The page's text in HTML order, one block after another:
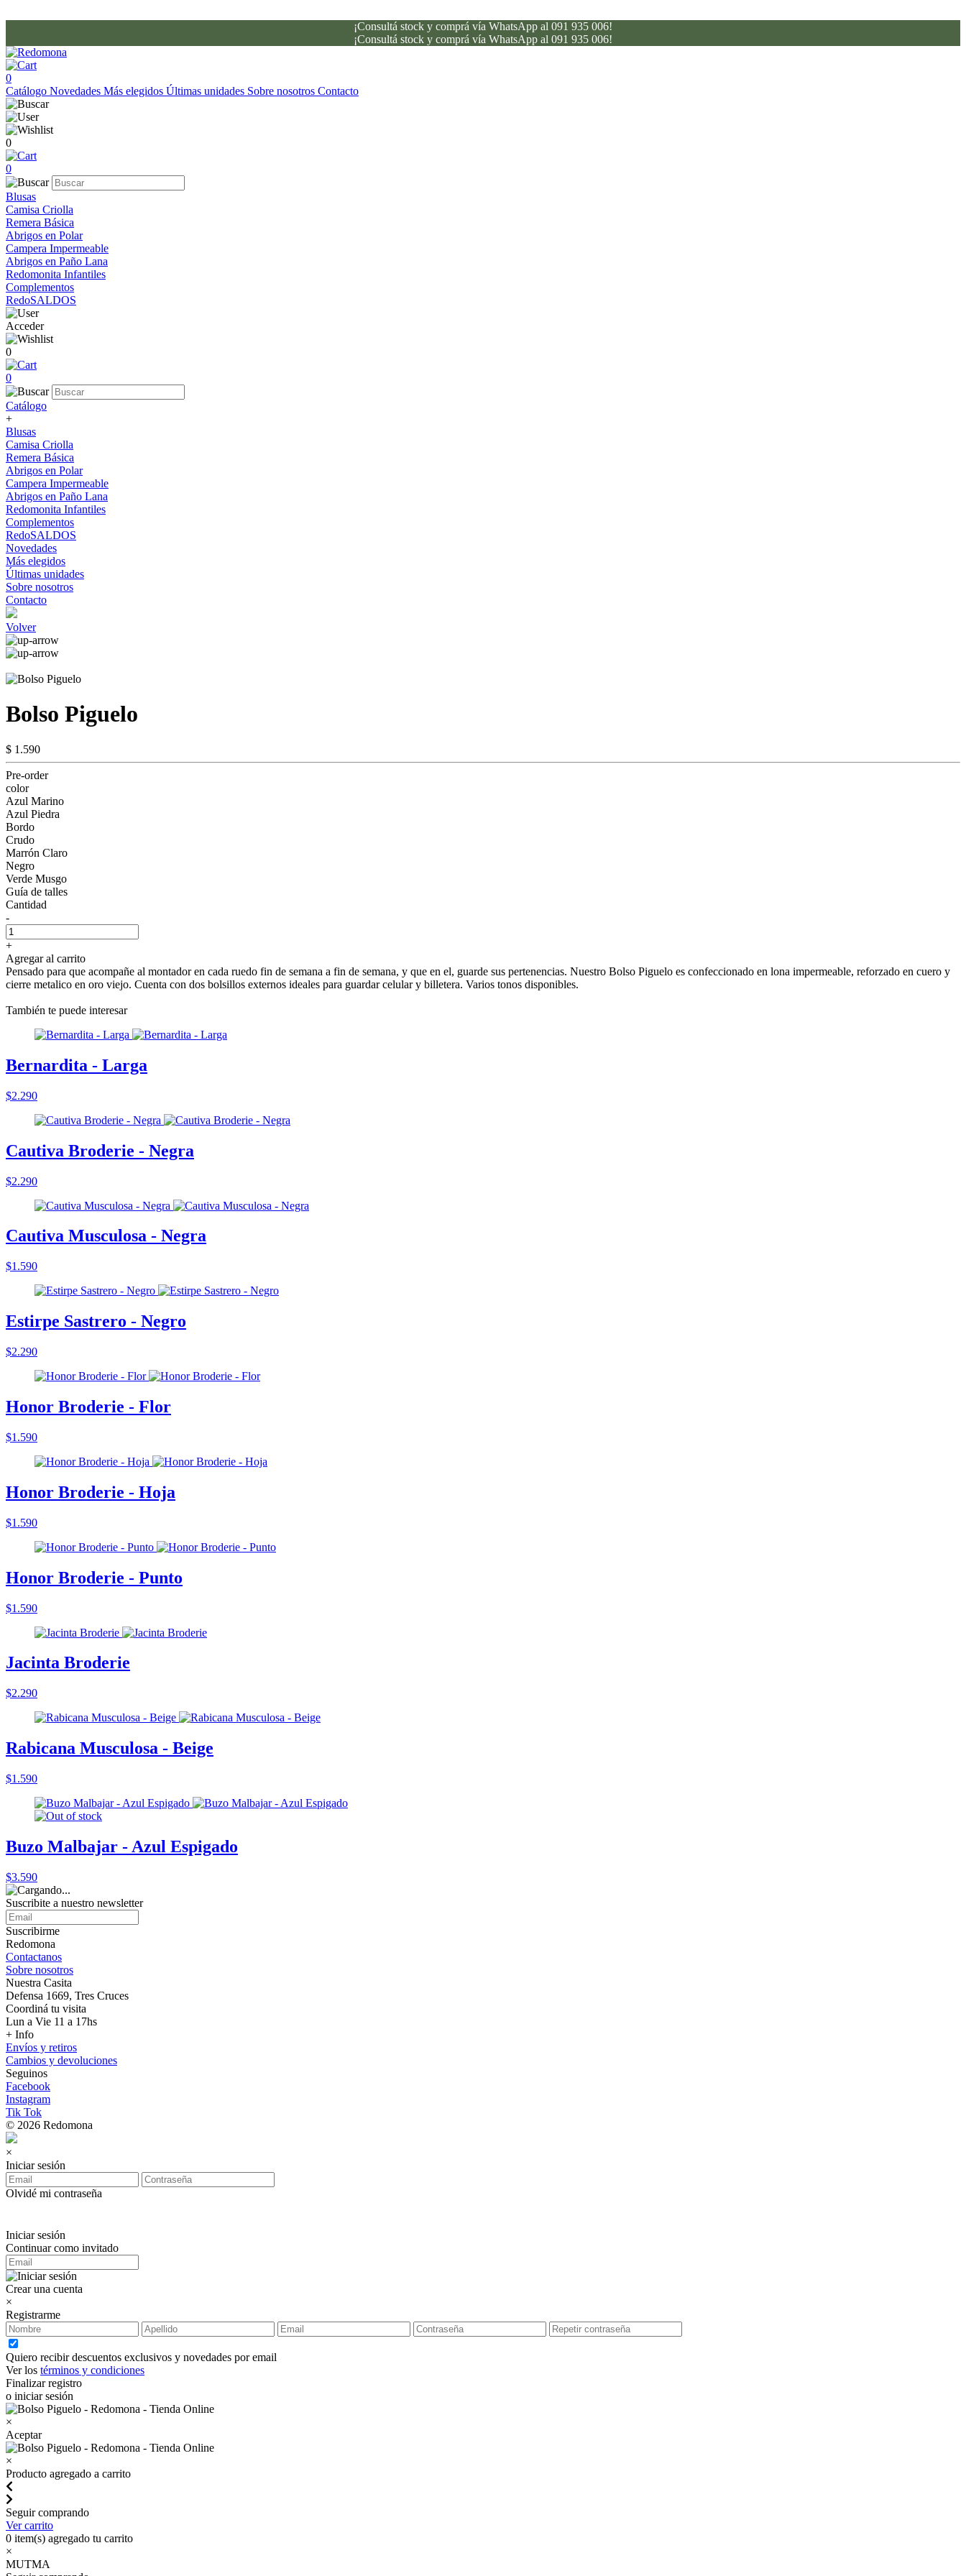
¡Consultá stock y comprá vía WhatsApp al 091 935 006!
¡Consultá stock y comprá vía WhatsApp al 091 935 006!
0
Catálogo Novedades Más elegidos Últimas unidades Sobre nosotros Contacto
0
0
Blusas
Camisa Criolla
Remera Básica
Abrigos en Polar
Campera Impermeable
Abrigos en Paño Lana
Redomonita Infantiles
Complementos
RedoSALDOS
Acceder
0
0
Catálogo
+
Blusas
Camisa Criolla
Remera Básica
Abrigos en Polar
Campera Impermeable
Abrigos en Paño Lana
Redomonita Infantiles
Complementos
RedoSALDOS
Novedades
Más elegidos
Últimas unidades
Sobre nosotros
Contacto
Volver
Bolso Piguelo
$ 1.590
Pre-order
color
Azul Marino
Azul Piedra
Bordo
Crudo
Marrón Claro
Negro
Verde Musgo
Guía de talles
Cantidad
-
+
Agregar al carrito
Pensado para que acompañe al montador en cada ruedo fin de semana a fin de semana, y que en el, guarde sus pertenencias. Nuestro Bolso Piguelo es confeccionado en lona impermeable, reforzado en cuero y
cierre metalico en oro viejo. Cuenta con dos bolsillos externos ideales para guardar celular y billetera. Varios tonos disponibles.
También te puede interesar
Bernardita - Larga
$2.290
Cautiva Broderie - Negra
$2.290
Cautiva Musculosa - Negra
$1.590
Estirpe Sastrero - Negro
$2.290
Honor Broderie - Flor
$1.590
Honor Broderie - Hoja
$1.590
Honor Broderie - Punto
$1.590
Jacinta Broderie
$2.290
Rabicana Musculosa - Beige
$1.590
Buzo Malbajar - Azul Espigado
$3.590
Suscribite a nuestro newsletter
Suscribirme
Redomona
Contactanos
Sobre nosotros
Nuestra Casita
Defensa 1669, Tres Cruces
Coordiná tu visita
Lun a Vie 11 a 17hs
+ Info
Envíos y retiros
Cambios y devoluciones
Seguinos
Facebook
Instagram
Tik Tok
© 2026 Redomona
×
Iniciar sesión
Olvidé mi contraseña
Iniciar sesión
Continuar como invitado
Crear una cuenta
×
Registrarme
Quiero recibir descuentos exclusivos y novedades por email
Ver los términos y condiciones
Finalizar registro
o iniciar sesión
×
Aceptar
×
Producto agregado a carrito
Seguir comprando
Ver carrito
0 item(s) agregado tu carrito
×
MUTMA